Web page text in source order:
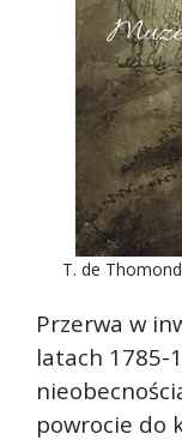
T. de
Przerwa w
latach 1785-
powrocie do